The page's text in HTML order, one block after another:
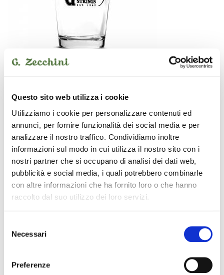
Questo sito web utilizza i cookie
Utilizziamo i cookie per personalizzare contenuti ed
annunci, per fornire funzionalità dei social media e per
analizzare il nostro traffico. Condividiamo inoltre
informazioni sul modo in cui utilizza il nostro sito con i
nostri partner che si occupano di analisi dei dati web,
pubblicità e social media, i quali potrebbero combinarle
con altre informazioni che ha fornito loro o che hanno
raccolto dal suo utilizzo dei loro servizi.
delNecessari
Preferenze
Bicchiere in vetro con logo vintage delle corde per chitarra
Le immagini e le descrizioni dei prodotti riproducono nel modo più
fedele le caratteristiche degli stessi. Possono peraltro sussistere
errori o difformità sull’aspetto e nella descrizione dei beni e dei loro
accessori. Le immagini e le descrizioni devono quindi intendersi
come indicative. Farà fede la descrizione del prodotto contenuta nel
modulo d’ordine.